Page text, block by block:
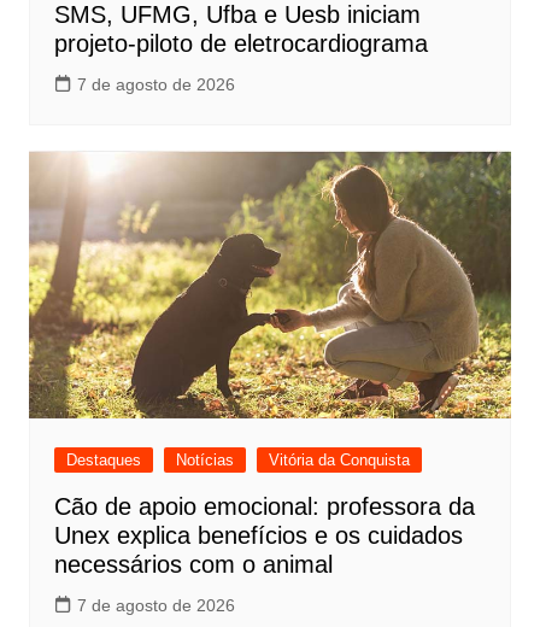
SMS, UFMG, Ufba e Uesb iniciam
projeto-piloto de eletrocardiograma
7 de agosto de 2026
Destaques Notícias Vitória da Conquista
Cão de apoio emocional: professora da
Unex explica benefícios e os cuidados
necessários com o animal
7 de agosto de 2026